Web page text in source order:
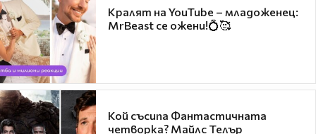
Кралят на YouTube – младоженец:
MrBeast се ожени!💍🥰
Кой съсипа Фантастичната
четворка? Майлс Телър